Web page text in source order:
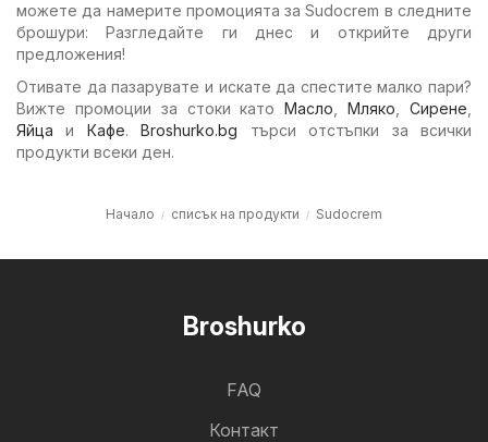
можете да намерите промоцията за Sudocrem в следните
брошури: Разгледайте ги днес и открийте други
предложения!
Отивате да пазарувате и искате да спестите малко пари?
Вижте промоции за стоки катоМасло ,Мляко ,Сирене
Яйца и Кафе.Broshurko.bg търси отстъпки за всички
продукти всеки ден.
Начало списък на продукти Sudocrem
Broshurko
FAQ
Контакт